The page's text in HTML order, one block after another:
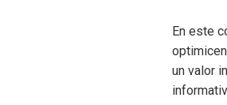
En este
un valor